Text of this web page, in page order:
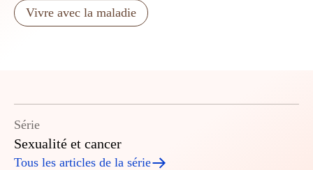
Vivre avec la maladie
Série
Sexualité et cancer
Tous les articles de la série